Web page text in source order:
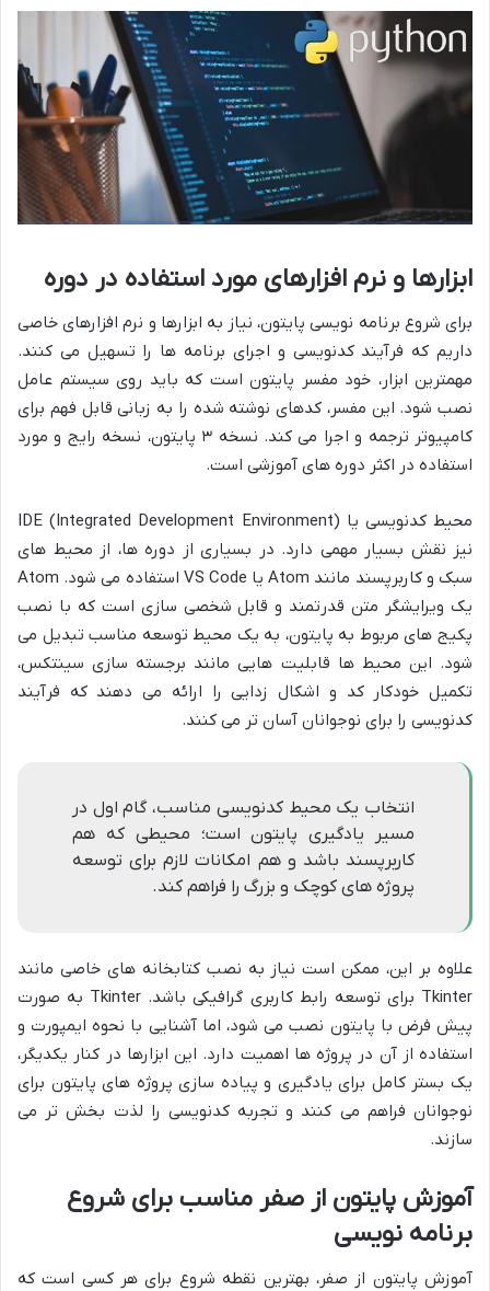
ابزارها و نرم افزارهای مورد استفاده در دوره
برای شروع برنامه نویسی پایتون، نیاز به ابزارها و نرم افزارهای خاصی
داریم که فرآیند کدنویسی و اجرای برنامه ها را تسهیل می کنند.
مهمترین ابزار، خود مفسر پایتون است که باید روی سیستم عامل
نصب شود. این مفسر، کدهای نوشته شده را به زبانی قابل فهم برای
کامپیوتر ترجمه و اجرا می کند. نسخه ۳ پایتون، نسخه رایج و مورد
استفاده در اکثر دوره های آموزشی است.
محیط کدنویسی یا IDE (Integrated Development Environment)
نیز نقش بسیار مهمی دارد. در بسیاری از دوره ها، از محیط های
سبک و کاربرپسند مانند Atom یا VS Code استفاده می شود. Atom
یک ویرایشگر متن قدرتمند و قابل شخصی سازی است که با نصب
پکیج های مربوط به پایتون، به یک محیط توسعه مناسب تبدیل می
شود. این محیط ها قابلیت هایی مانند برجسته سازی سینتکس،
تکمیل خودکار کد و اشکال زدایی را ارائه می دهند که فرآیند
کدنویسی را برای نوجوانان آسان تر می کنند.
انتخاب یک محیط کدنویسی مناسب، گام اول در
مسیر یادگیری پایتون است؛ محیطی که هم
کاربرپسند باشد و هم امکانات لازم برای توسعه
پروژه های کوچک و بزرگ را فراهم کند.
علاوه بر این، ممکن است نیاز به نصب کتابخانه های خاصی مانند
Tkinter برای توسعه رابط کاربری گرافیکی باشد. Tkinter به صورت
پیش فرض با پایتون نصب می شود، اما آشنایی با نحوه ایمپورت و
استفاده از آن در پروژه ها اهمیت دارد. این ابزارها در کنار یکدیگر،
یک بستر کامل برای یادگیری و پیاده سازی پروژه های پایتون برای
نوجوانان فراهم می کنند و تجربه کدنویسی را لذت بخش تر می
سازند.
آموزش پایتون از صفر مناسب برای شروع
برنامه نویسی
آموزش پایتون از صفر، بهترین نقطه شروع برای هر کسی است که